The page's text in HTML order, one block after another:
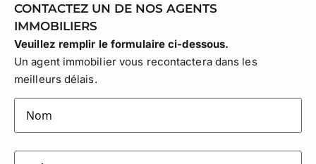
CONTACTEZ UN DE NOS AGENTS
IMMOBILIERS
Veuillez remplir le formulaire ci-dessous.
Un agent immobilier vous recontactera dans les
meilleurs délais.
lastname(Nécessaire)
firstname(Nécessaire)